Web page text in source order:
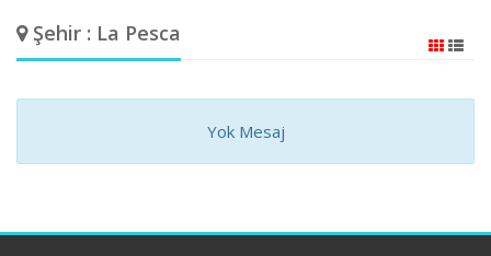
Şehir : La Pesca
Yok Mesaj